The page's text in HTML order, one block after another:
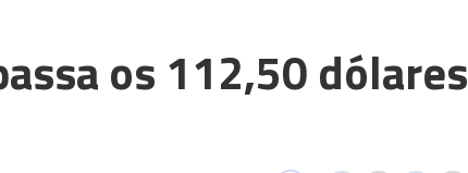
os 112,50 dólares